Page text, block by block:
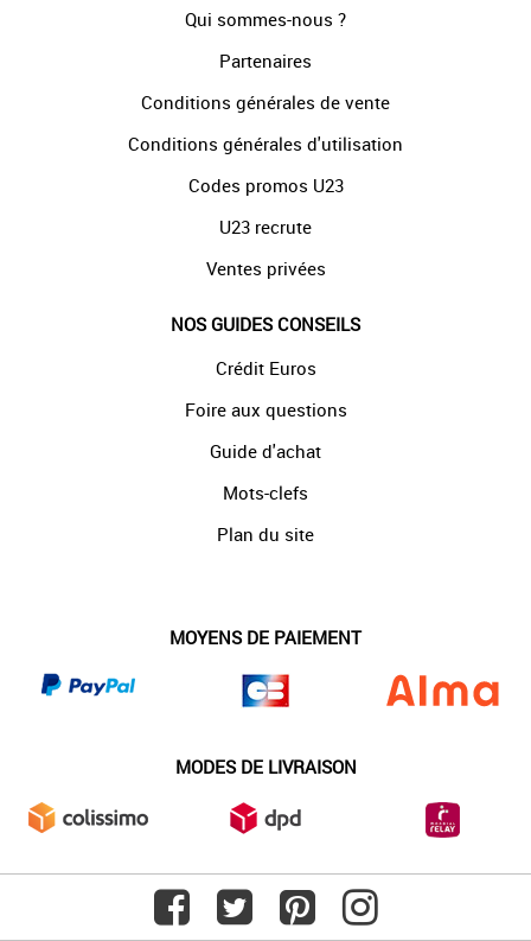
Qui sommes-nous ?
Partenaires
Conditions générales de vente
Conditions générales d'utilisation
Codes promos U23
U23 recrute
Ventes privées
NOS GUIDES CONSEILS
Crédit Euros
Foire aux questions
Guide d'achat
Mots-clefs
Plan du site
MOYENS DE PAIEMENT
MODES DE LIVRAISON